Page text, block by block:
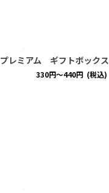
プレミアム ギフトボックス
330円～440円 (税込)